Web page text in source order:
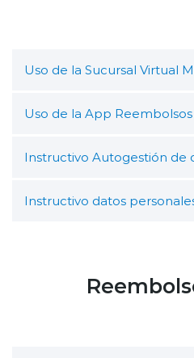
Uso de la Sucursal Virtual
Uso de la App
Instructivo Autogestión de
Instructivo datos